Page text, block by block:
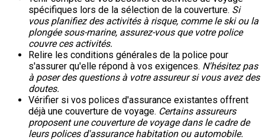
spécifiques lors de la sélection de la couverture. Si
vous planifiez des activités à risque, comme le ski ou la
plongée sous-marine, assurez-vous que votre police
couvre ces activités.
Relire les conditions générales de la police pour
s'assurer qu'elle répond à vos exigences. N'hésitez pas
à poser des questions à votre assureur si vous avez des
doutes.
Vérifier si vos polices d'assurance existantes offrent
déjà une couverture de voyage. Certains assureurs
proposent une couverture de voyage dans le cadre de
leurs polices d'assurance habitation ou automobile.